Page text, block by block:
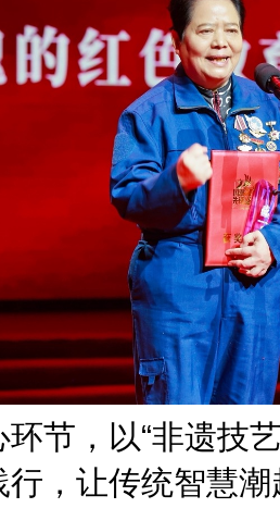
节，以“非遗技
，让传统智慧